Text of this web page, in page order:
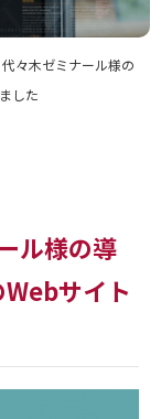
々木ゼミナール様の
した
ル様の導
サイト